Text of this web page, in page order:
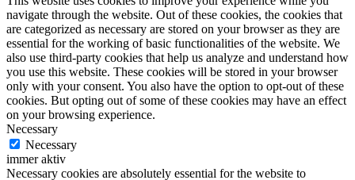
navigate through the website. Out of these cookies, the cookies that
are categorized as necessary are stored on your browser as they are
essential for the working of basic functionalities of the website. We
also use third-party cookies that help us analyze and understand how
you use this website. These cookies will be stored in your browser
only with your consent. You also have the option to opt-out of these
cookies. But opting out of some of these cookies may have an effect
on your browsing experience.
Necessary
Necessary
immer aktiv
Necessary cookies are absolutely essential for the website to